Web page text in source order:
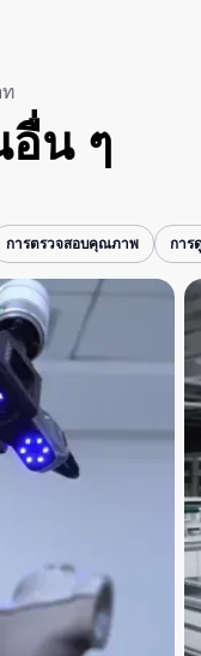
น ๆ
การตรวจสอบคุณภาพ
การตรวจสอบคุณภาพ
การ
การ
การปร
การขันสกรู/น็อต